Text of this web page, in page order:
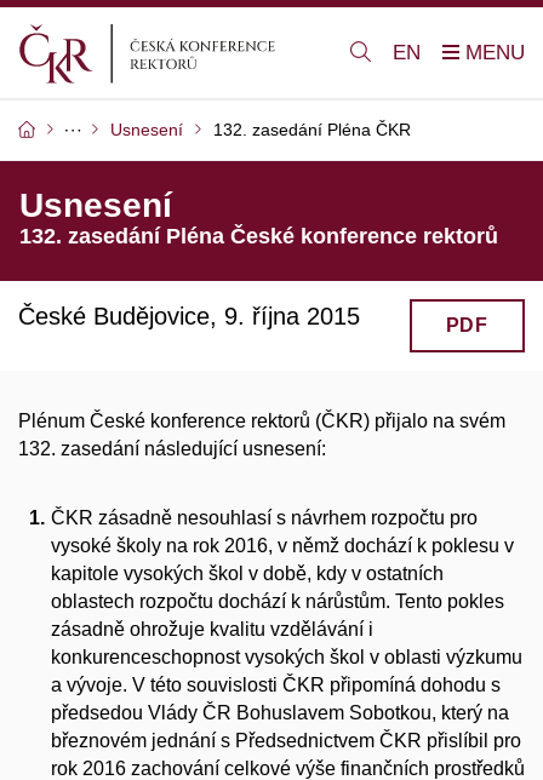
EN
Usnesení 132. zasedání Pléna ČKR
Usnesení
132. zasedání Pléna České konference rektorů
České Budějovice, 9. října 2015 PDF
Plénum České konference rektorů (ČKR) přijalo na svém
132. zasedání následující usnesení:
ČKR zásadně nesouhlasí s návrhem rozpočtu pro
vysoké školy na rok 2016, v němž dochází k poklesu v
kapitole vysokých škol v době, kdy v ostatních
oblastech rozpočtu dochází k nárůstům. Tento pokles
zásadně ohrožuje kvalitu vzdělávání i
konkurenceschopnost vysokých škol v oblasti výzkumu
a vývoje. V této souvislosti ČKR připomíná dohodu s
předsedou Vlády ČR Bohuslavem Sobotkou, který na
březnovém jednání s Předsednictvem ČKR přislíbil pro
rok 2016 zachování celkové výše finančních prostředků